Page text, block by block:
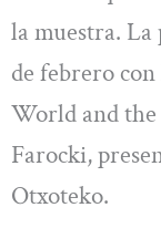
la muestra.
de febrero
World and
Farocki,
Otxoteko.